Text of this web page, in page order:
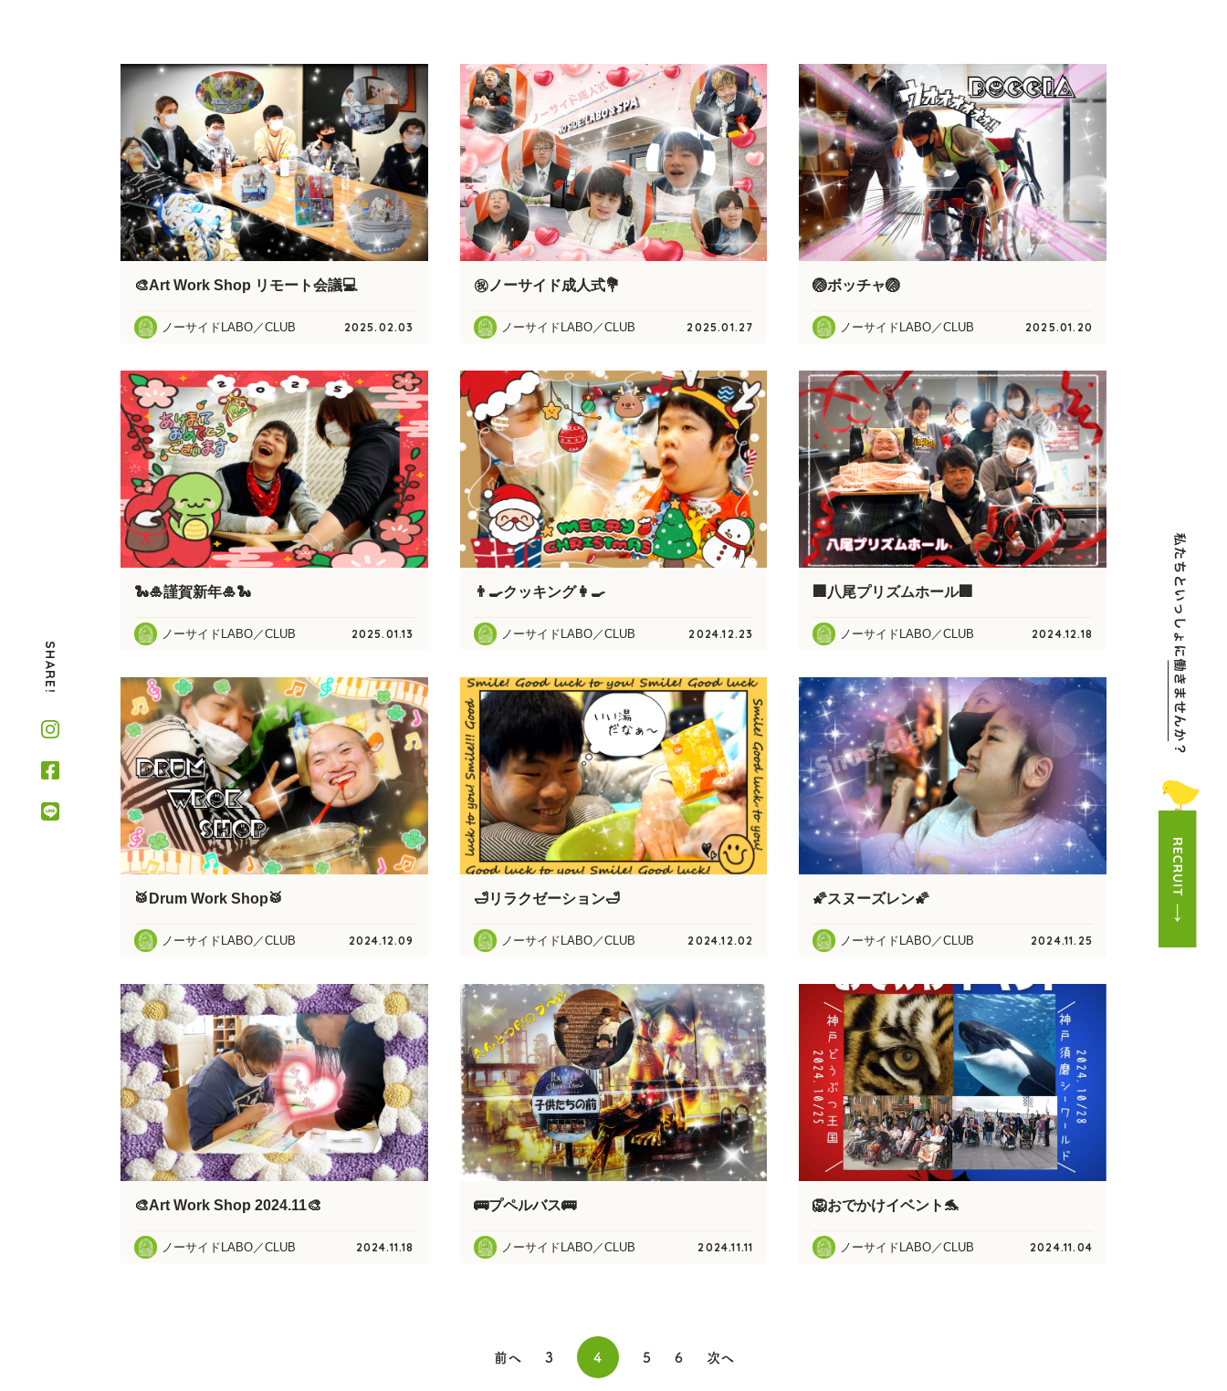
SHARE!
🎨Art Work Shop リモート会議💻️
ノーサイドLABO／CLUB 2025.02.03
㊗️ノーサイド成人式💐
ノーサイドLABO／CLUB 2025.01.27
🏐ボッチャ🏐
ノーサイドLABO／CLUB 2025.01.20
🐍🎍謹賀新年🎍🐍
ノーサイドLABO／CLUB 2025.01.13
👨‍🍳クッキング👩‍🍳
ノーサイドLABO／CLUB 2024.12.23
🏢八尾プリズムホール🏢
ノーサイドLABO／CLUB 2024.12.18
🥁Drum Work Shop🥁
ノーサイドLABO／CLUB 2024.12.09
🛁リラクゼーション🛁
ノーサイドLABO／CLUB 2024.12.02
🌠スヌーズレン🌠
ノーサイドLABO／CLUB 2024.11.25
🎨Art Work Shop 2024.11🎨
ノーサイドLABO／CLUB 2024.11.18
🚌プペルバス🚌
ノーサイドLABO／CLUB 2024.11.11
🦁おでかけイベント🐬
ノーサイドLABO／CLUB 2024.11.04
前へ 3 4 5 6 次へ